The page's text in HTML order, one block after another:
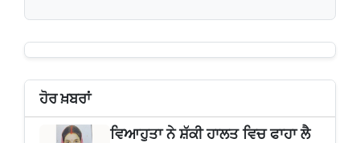
ਹੋਰ ਖ਼ਬਰਾਂ
ਵਿਆਹੁਤਾ ਨੇ ਸ਼ੱਕੀ ਹਾਲਤ ਵਿਚ ਫਾਹਾ ਲੈ